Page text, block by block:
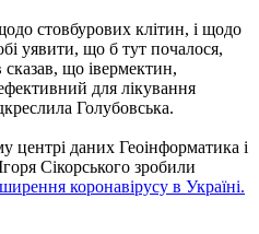
стовбурових клітин, і щодо
уявити, що б тут почалося,
сказав, що івермектин,
для лікування
Голубовська.
центрі даних Геоінформатика і
Сікорського зробили
коронавірусу в Україні.